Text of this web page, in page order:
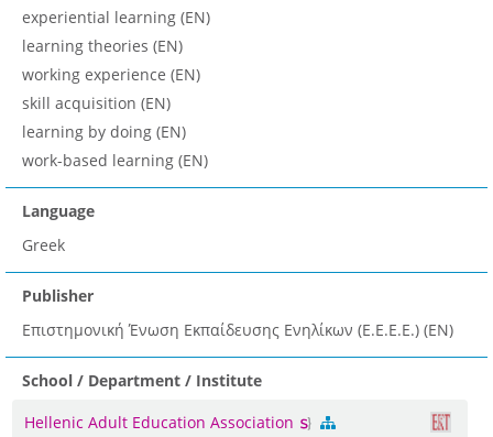
experiential learning (EN)
learning theories (EN)
working experience (EN)
skill acquisition (EN)
learning by doing (EN)
work-based learning (EN)
Language
Greek
Publisher
Επιστημονική Ένωση Εκπαίδευσης Ενηλίκων (Ε.Ε.Ε.Ε.) (EN)
School / Department / Institute
Hellenic Adult Education Association